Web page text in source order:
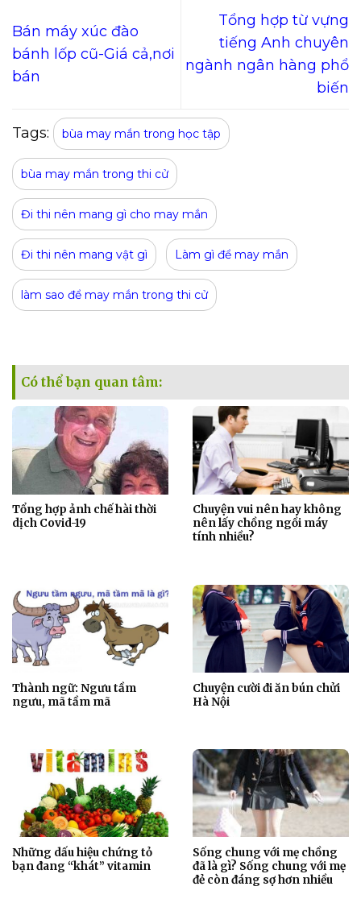
Bán máy xúc đào
bánh lốp cũ-Giá cả,nơi
bán
Tổng hợp từ vựng
tiếng Anh chuyên
ngành ngân hàng phổ
biến
Tags: bùa may mắn trong học tập
bùa may mắn trong thi cử
Đi thi nên mang gì cho may mắn
Đi thi nên mang vật gì Làm gì để may mắn
làm sao để may mắn trong thi cử
Có thể bạn quan tâm:
Tổng hợp ảnh chế hài thời
dịch Covid-19
Chuyện vui nên hay không
nên lấy chồng ngồi máy
tính nhiều?
Thành ngữ: Ngưu tầm
ngưu, mã tầm mã
Chuyện cười đi ăn bún chửi
Hà Nội
Những dấu hiệu chứng tỏ
bạn đang “khát” vitamin
Sống chung với mẹ chồng
đã là gì? Sống chung với mẹ
đẻ còn đáng sợ hơn nhiều